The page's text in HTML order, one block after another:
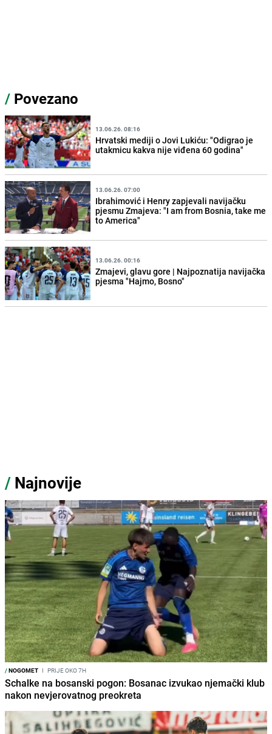
/ Povezano
13.06.26. 08:16
Hrvatski mediji o Jovi Lukiću: "Odigrao je
utakmicu kakva nije viđena 60 godina"
13.06.26. 07:00
Ibrahimović i Henry zapjevali navijačku
pjesmu Zmajeva: "I am from Bosnia, take me
to America"
13.06.26. 00:16
Zmajevi, glavu gore | Najpoznatija navijačka
pjesma "Hajmo, Bosno"
/ Najnovije
/NOGOMET I PRIJE OKO 7H
Schalke na bosanski pogon: Bosanac izvukao njemački klub
nakon nevjerovatnog preokreta